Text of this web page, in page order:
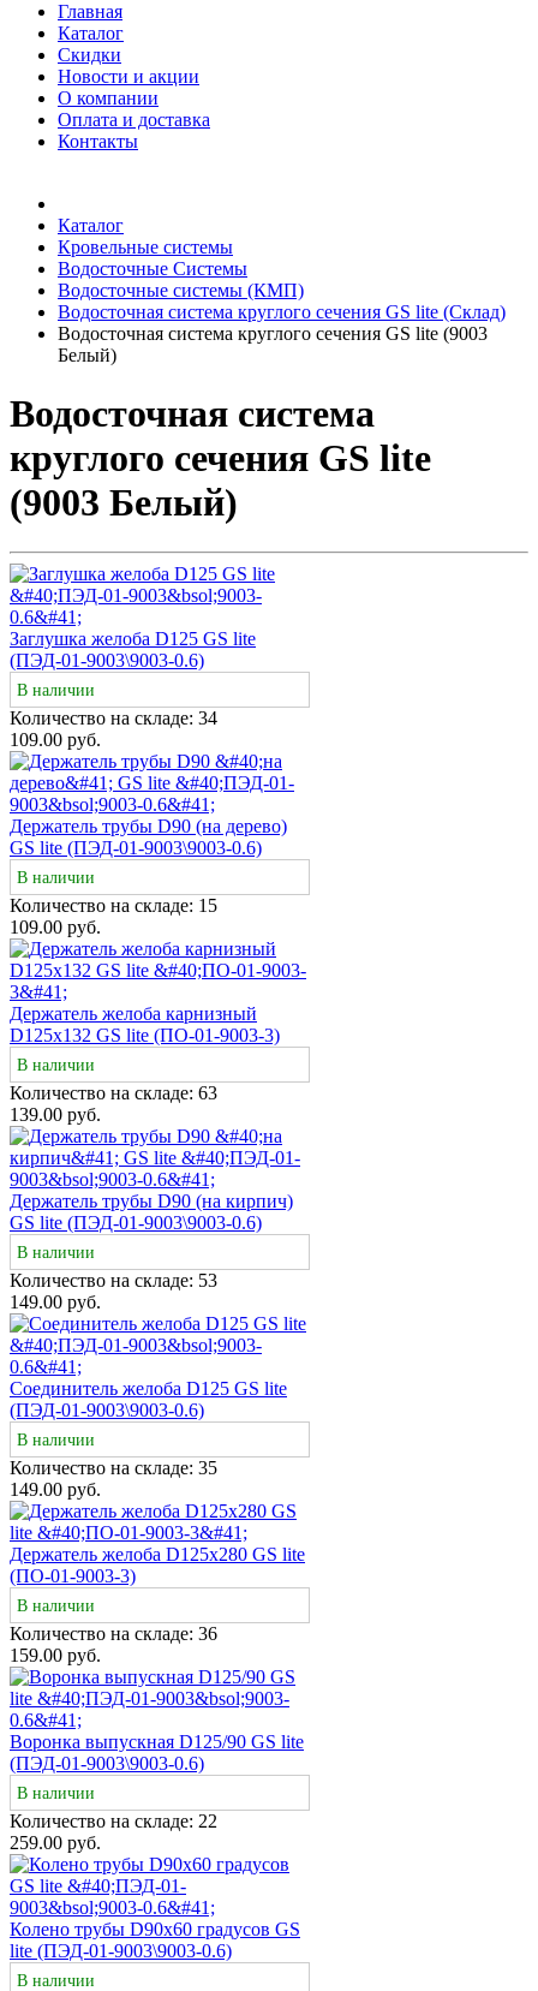
Главная
Каталог
Скидки
Новости и акции
О компании
Оплата и доставка
Контакты
Каталог
Кровельные системы
Водосточные Системы
Водосточные системы (КМП)
Водосточная система круглого сечения GS lite (Склад)
Водосточная система круглого сечения GS lite (9003
Белый)
Водосточная система
круглого сечения GS lite
(9003 Белый)
Заглушка желоба D125 GS lite
(ПЭД-01-9003\9003-0.6)
В наличии
Количество на складе: 34
109.00 руб.
Держатель трубы D90 (на дерево)
GS lite (ПЭД-01-9003\9003-0.6)
В наличии
Количество на складе: 15
109.00 руб.
Держатель желоба карнизный
D125х132 GS lite (ПО-01-9003-3)
В наличии
Количество на складе: 63
139.00 руб.
Держатель трубы D90 (на кирпич)
GS lite (ПЭД-01-9003\9003-0.6)
В наличии
Количество на складе: 53
149.00 руб.
Соединитель желоба D125 GS lite
(ПЭД-01-9003\9003-0.6)
В наличии
Количество на складе: 35
149.00 руб.
Держатель желоба D125х280 GS lite
(ПО-01-9003-3)
В наличии
Количество на складе: 36
159.00 руб.
Воронка выпускная D125/90 GS lite
(ПЭД-01-9003\9003-0.6)
В наличии
Количество на складе: 22
259.00 руб.
Колено трубы D90х60 градусов GS
lite (ПЭД-01-9003\9003-0.6)
В наличии